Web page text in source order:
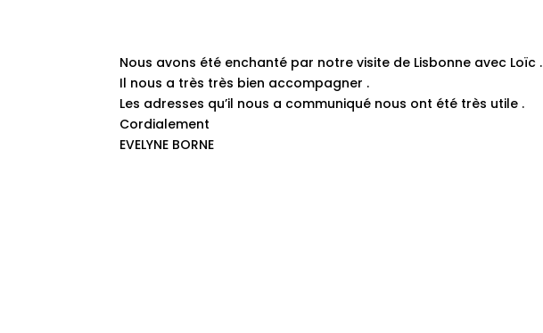
Nous avons été enchanté par notre visite de Lisbonne avec Loïc .
Il nous a très très bien accompagner .
Les adresses qu’il nous a communiqué nous ont été très utile .
Cordialement
EVELYNE BORNE